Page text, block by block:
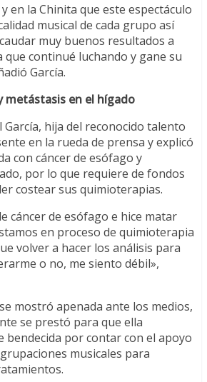
en la Chinita que este espectáculo
musical de cada grupo así
muy buenos resultados a
continué luchando y gane su
García.
metástasis en el hígado
hija del reconocido talento
en la rueda de prensa y explicó
con cáncer de esófago y
por lo que requiere de fondos
costear sus quimioterapias.
cáncer de esófago e hice matar
en proceso de quimioterapia
volver a hacer los análisis para
o no, me siento débil»,
mostró apenada ante los medios,
se prestó para que ella
bendecida por contar con el apoyo
musicales para